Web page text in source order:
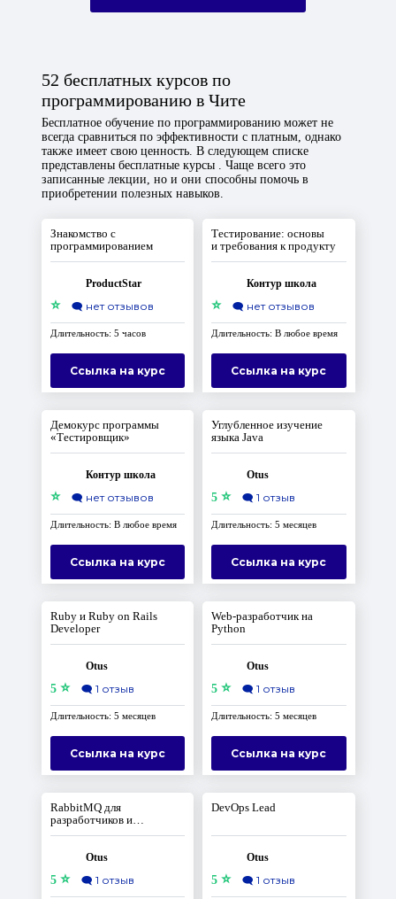
52 бесплатных курсов по
программированию в Чите
Бесплатное обучение по программированию может не
всегда сравниться по эффективности с платным, однако
также имеет свою ценность. В следующем списке
представлены бесплатные курсы . Чаще всего это
записанные лекции, но и они способны помочь в
приобретении полезных навыков.
Знакомство с
программированием
ProductStar
⭐ 🗨️ нет отзывов
Длительность: 5 часов
Ссылка на курс
Тестирование: основы
и требования к продукту
Контур школа
⭐ 🗨️ нет отзывов
Длительность: В любое время
Ссылка на курс
Демокурс программы
«Тестировщик»
Контур школа
⭐ 🗨️ нет отзывов
Длительность: В любое время
Ссылка на курс
Углубленное изучение
языка Java
Otus
5 ⭐ 🗨️ 1 отзыв
Длительность: 5 месяцев
Ссылка на курс
Ruby и Ruby on Rails
Developer
Otus
5⭐ 🗨️ 1 отзыв
Длительность: 5 месяцев
Ссылка на курс
Web-разработчик на
Python
Otus
5 ⭐ 🗨️ 1 отзыв
Длительность: 5 месяцев
Ссылка на курс
RabbitMQ для
разработчиков и
администраторов
Otus
5⭐ 🗨️ 1 отзыв
DevOps Lead
Otus
5 ⭐ 🗨️ 1 отзыв